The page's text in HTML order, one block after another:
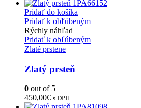
Pridať do košíka
Pridať k obľúbeným
Rýchly náhľad
Pridať k obľúbeným
Zlaté prstene
Zlatý prsteň
0 out of 5
450,00€ s DPH